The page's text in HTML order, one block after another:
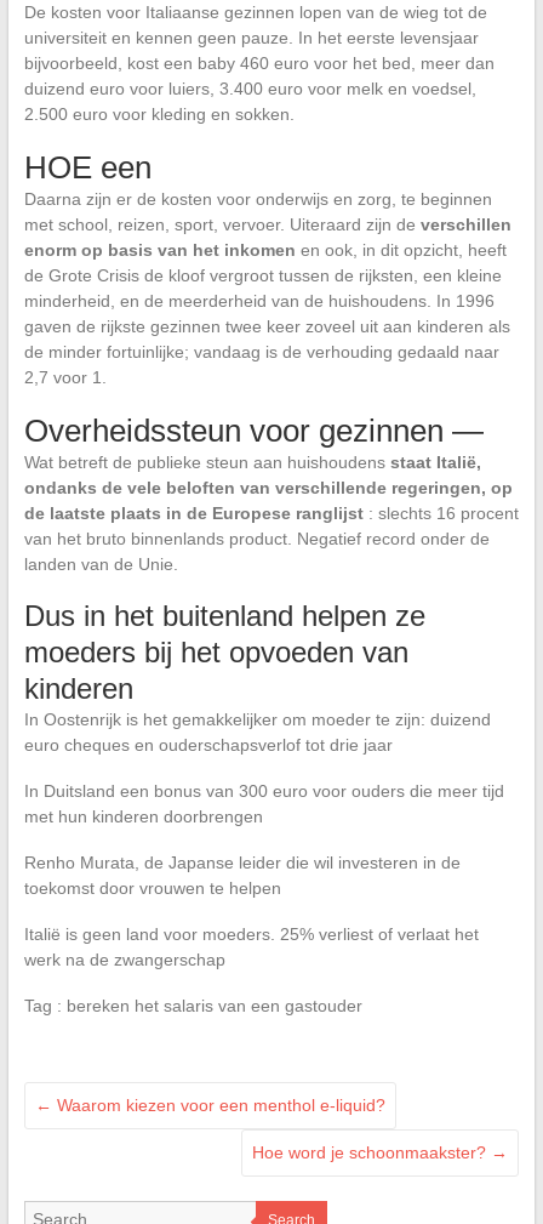
De kosten voor Italiaanse gezinnen lopen van de wieg tot de
universiteit en kennen geen pauze. In het eerste levensjaar
bijvoorbeeld, kost een baby 460 euro voor het bed, meer dan
duizend euro voor luiers, 3.400 euro voor melk en voedsel,
2.500 euro voor kleding en sokken.
HOE een
Daarna zijn er de kosten voor onderwijs en zorg, te beginnen
met school, reizen, sport, vervoer. Uiteraard zijn de verschillen
enorm op basis van het inkomen en ook, in dit opzicht, heeft
de Grote Crisis de kloof vergroot tussen de rijksten, een kleine
minderheid, en de meerderheid van de huishoudens. In 1996
gaven de rijkste gezinnen twee keer zoveel uit aan kinderen als
de minder fortuinlijke; vandaag is de verhouding gedaald naar
2,7 voor 1.
Overheidssteun voor gezinnen —
Wat betreft de publieke steun aan huishoudens staat Italië,
ondanks de vele beloften van verschillende regeringen, op
de laatste plaats in de Europese ranglijst: slechts 16 procent
van het bruto binnenlands product. Negatief record onder de
landen van de Unie.
Dus in het buitenland helpen ze
moeders bij het opvoeden van
kinderen
In Oostenrijk is het gemakkelijker om moeder te zijn: duizend
euro cheques en ouderschapsverlof tot drie jaar
In Duitsland een bonus van 300 euro voor ouders die meer tijd
met hun kinderen doorbrengen
Renho Murata, de Japanse leider die wil investeren in de
toekomst door vrouwen te helpen
Italië is geen land voor moeders. 25% verliest of verlaat het
werk na de zwangerschap
Tag : bereken het salaris van een gastouder
← Waarom kiezen voor een menthol e-liquid?
Hoe word je schoonmaakster? →
Search